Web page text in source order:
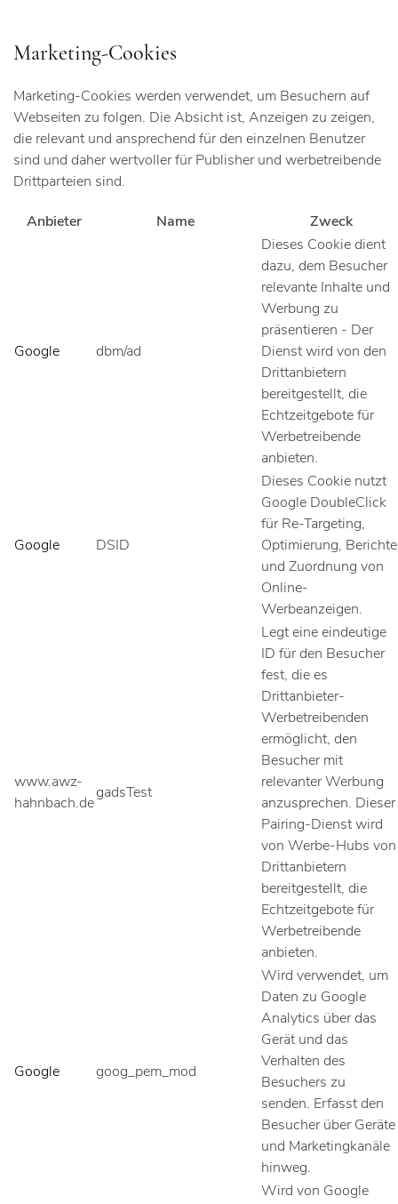
Marketing-Cookies
Marketing-Cookies werden verwendet, um Besuchern auf
Webseiten zu folgen. Die Absicht ist, Anzeigen zu zeigen,
die relevant und ansprechend für den einzelnen Benutzer
sind und daher wertvoller für Publisher und werbetreibende
Drittparteien sind.
Anbieter Name Zweck
Google dbm/ad
Dieses Cookie dient
dazu, dem Besucher
relevante Inhalte und
Werbung zu
präsentieren - Der
Dienst wird von den
Drittanbietern
bereitgestellt, die
Echtzeitgebote für
Werbetreibende
anbieten.
Google DSID
Dieses Cookie nutzt
Google DoubleClick
für Re-Targeting,
Optimierung, Berichte
und Zuordnung von
Online-
Werbeanzeigen.
www.awz-
hahnbach.de
gadsTest
Legt eine eindeutige
ID für den Besucher
fest, die es
Drittanbieter-
Werbetreibenden
ermöglicht, den
Besucher mit
relevanter Werbung
anzusprechen. Dieser
Pairing-Dienst wird
von Werbe-Hubs von
Drittanbietern
bereitgestellt, die
Echtzeitgebote für
Werbetreibende
anbieten.
Google goog_pem_mod
Wird verwendet, um
Daten zu Google
Analytics über das
Gerät und das
Verhalten des
Besuchers zu
senden. Erfasst den
Besucher über Geräte
und Marketingkanäle
hinweg.
Wird von Google